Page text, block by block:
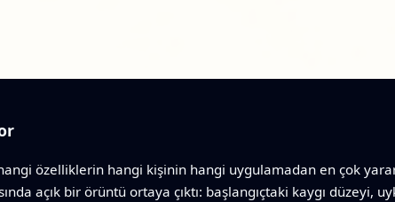
özelliklerin hangi kişinin hangi uygulamadan en çok
açık bir örüntü ortaya çıktı: başlangıçtaki kaygı düzeyi,